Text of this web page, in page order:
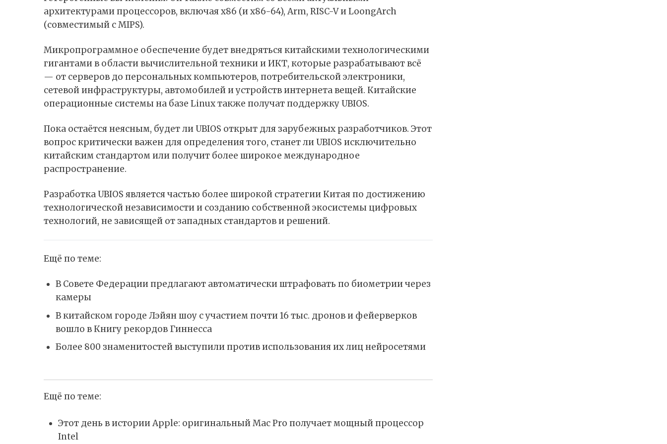
архитектурами процессоров, включая x86 (и x86-64), Arm, RISC-V и LoongArch
(совместимый с MIPS).
Микропрограммное обеспечение будет внедряться китайскими технологическими
гигантами в области вычислительной техники и ИКТ, которые разрабатывают всё
— от серверов до персональных компьютеров, потребительской электроники,
сетевой инфраструктуры, автомобилей и устройств интернета вещей. Китайские
операционные системы на базе Linux также получат поддержку UBIOS.
Пока остаётся неясным, будет ли UBIOS открыт для зарубежных разработчиков. Этот
вопрос критически важен для определения того, станет ли UBIOS исключительно
китайским стандартом или получит более широкое международное
распространение.
Разработка UBIOS является частью более широкой стратегии Китая по достижению
технологической независимости и созданию собственной экосистемы цифровых
технологий, не зависящей от западных стандартов и решений.
Ещё по теме:
В Совете Федерации предлагают автоматически штрафовать по биометрии через
камеры
В китайском городе Лэйян шоу с участием почти 16 тыс. дронов и фейерверков
вошло в Книгу рекордов Гиннесса
Более 800 знаменитостей выступили против использования их лиц нейросетями
Ещё по теме:
Этот день в истории Apple: оригинальный Mac Pro получает мощный процессор
Intel